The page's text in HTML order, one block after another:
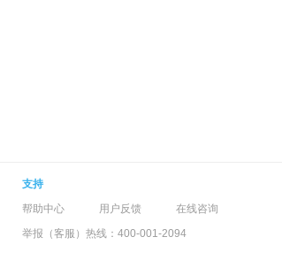
支持
帮助中心
用户反馈
在线咨询
举报（客服）热线：400-001-2094